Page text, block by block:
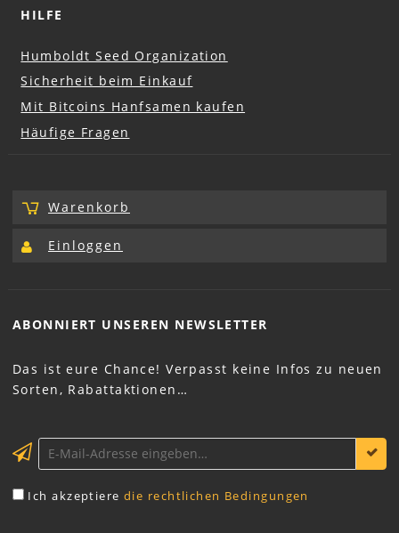
HILFE
Humboldt Seed Organization
Sicherheit beim Einkauf
Mit Bitcoins Hanfsamen kaufen
Häufige Fragen
Warenkorb
Einloggen
ABONNIERT UNSEREN NEWSLETTER
Das ist eure Chance! Verpasst keine Infos zu neuen
Sorten, Rabattaktionen…
Ich akzeptieredie rechtlichen Bedingungen